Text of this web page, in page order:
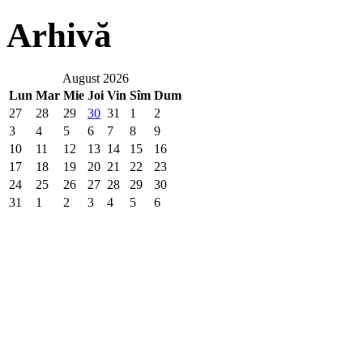
Arhivă
August 2026
Lun Mar Mie Joi Vin Sîm Dum
27
28 29 30 31 1
2
3
4 5 6 7 8
9
10
11 12 13 14 15
16
17
18 19 20 21 22
23
24
25 26 27 28 29
30
31
1 2 3 4 5 6